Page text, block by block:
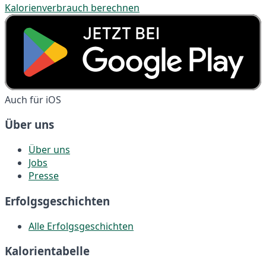
Kalorienverbrauch berechnen
Auch für iOS
Über uns
Über uns
Jobs
Presse
Erfolgsgeschichten
Alle Erfolgsgeschichten
Kalorientabelle